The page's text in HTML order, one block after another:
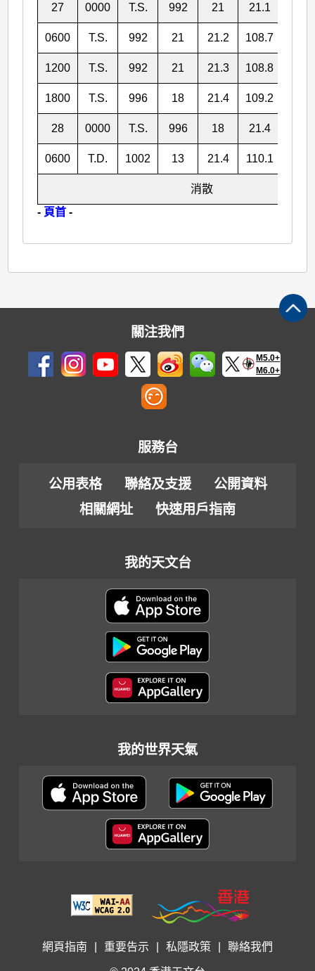
27 0000 T.S. 992 21 21.1
0600 T.S. 992 21 21.2 108.7
1200 T.S. 992 21 21.3 108.8
1800 T.S. 996 18 21.4 109.2
28 0000 T.S. 996 18 21.4
0600 T.D. 1002 13 21.4 110.1
消散
- 頁首 -
關注我們
M5.0+
M6.0+
服務台
公用表格 聯絡及支援
公開資料
相關網址
快速用戶指南
我的天文台
我的世界天氣
網頁指南 重要告示 私隱政策 聯絡我們